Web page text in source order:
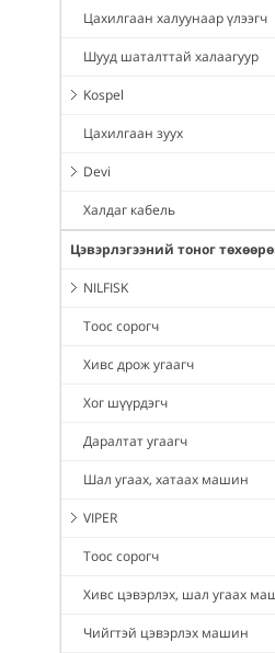
Цахилгаан халуунаар үлээгч
Шууд шаталттай халаагуур
Kospel
Цахилгаан зуух
Devi
Халдаг кабель
Цэвэрлэгээний тоног
NILFISK
Тоос сорогч
Хивс дрож угаагч
Хог шүүрдэгч
Даралтат угаагч
Шал угаах, хатаах машин
VIPER
Тоос сорогч
Хивс цэвэрлэх, шал угаах
Чийгтэй цэвэрлэх машин